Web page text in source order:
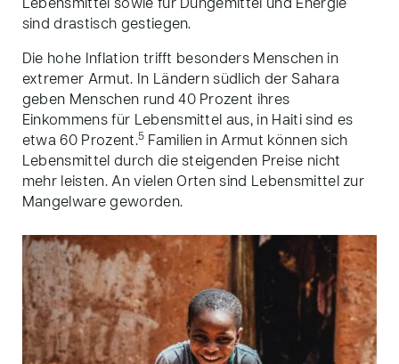
Lebensmittel sowie für Düngemittel und Energie
sind drastisch gestiegen.
Die hohe Inflation trifft besonders Menschen in
extremer Armut. In Ländern südlich der Sahara
geben Menschen rund 40 Prozent ihres
Einkommens für Lebensmittel aus, in Haiti sind es
etwa 60 Prozent.5 Familien in Armut können sich
Lebensmittel durch die steigenden Preise nicht
mehr leisten. An vielen Orten sind Lebensmittel zur
Mangelware geworden.